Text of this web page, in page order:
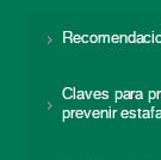
Claves para
prevenir